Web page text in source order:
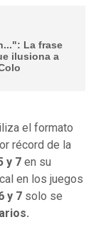
La frase
ilusiona a
el formato
récord de la
y 7 en su
en los juegos
y 7 solo se